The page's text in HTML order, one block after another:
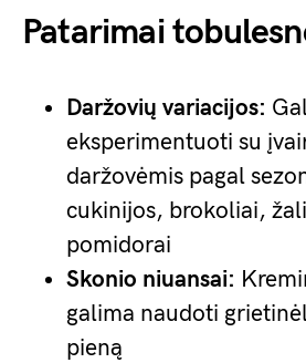
Patarimai
Daržovių variacijos:
eksperimentuoti su
daržovėmis pagal
cukinijos, brokoliai,
pomidorai
Skonio niuansai:
galima naudoti
pieną